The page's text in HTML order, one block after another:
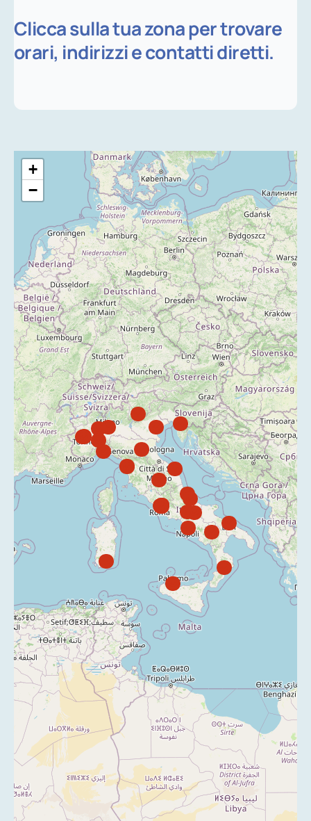
Clicca sulla tua zona per trovare
orari, indirizzi e contatti diretti.
+
−